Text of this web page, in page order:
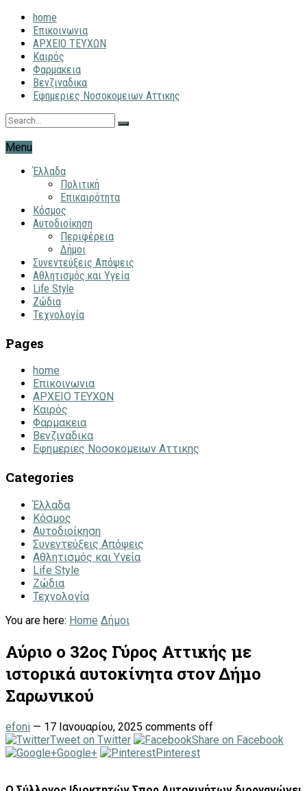
home
Επικοινωνια
ΑΡΧΕΙΟ ΤΕΥΧΩΝ
Καιρός
Φαρμακεια
Βενζιναδικα
Εφημεριες Νοσοκομειων Αττικης
Menu
Έλλαδα
Πολιτική
Επικαιρότητα
Κόσμος
Αυτοδιοίκηση
Περιφέρεια
Δήμοι
Συνεντεύξεις Απόψεις
Αθλητισμός και Υγεία
Life Style
Ζώδια
Τεχνολογία
Pages
home
Επικοινωνια
ΑΡΧΕΙΟ ΤΕΥΧΩΝ
Καιρός
Φαρμακεια
Βενζιναδικα
Εφημεριες Νοσοκομειων Αττικης
Categories
Έλλαδα
Κόσμος
Αυτοδιοίκηση
Συνεντεύξεις Απόψεις
Αθλητισμός και Υγεία
Life Style
Ζώδια
Τεχνολογία
You are here: Home Δήμοι
Αύριο ο 32ος Γύρος Αττικής με
ιστορικά αυτοκίνητα στον Δήμο
Σαρωνικού
efoni — 17 Ιανουαρίου, 2025 comments off
Tweet on Twitter
Share on Facebook
Google+
Pinterest